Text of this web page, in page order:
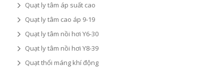
Quạt ly tâm áp suất cao
Quạt ly tâm cao áp 9-19
Quạt ly tâm nồi hơi Y6-30
Quạt ly tâm nồi hơi Y8-39
Quạt thổi máng khí động